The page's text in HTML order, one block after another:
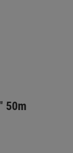
50m